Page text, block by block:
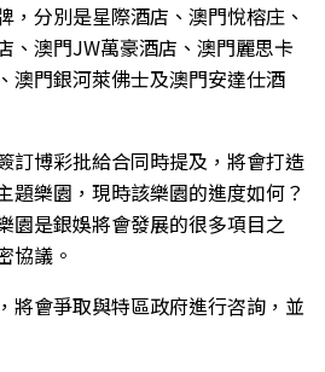
，分別是星際酒店、澳門悅榕庄、
、澳門JW萬豪酒店、澳門麗思卡
澳門銀河萊佛士及澳門安達仕酒
訂博彩批給合同時提及，將會打造
題樂園，現時該樂園的進度如何？
園是銀娛將會發展的很多項目之
協議。
將會爭取與特區政府進行咨詢，並